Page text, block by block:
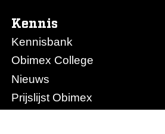
Kennis
Kennisbank
Obimex College
Nieuws
Prijslijst Obimex